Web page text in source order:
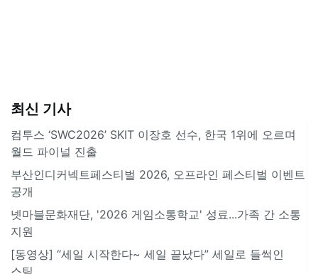
최신 기사
컴투스 ‘SWC2026’ SKIT 이장호 선수, 한국 1위에 오르며
월드 파이널 진출
부산인디커넥트페스티벌 2026, 오프라인 페스티벌 이벤트
공개
넷마블문화재단, '2026 게임소통학교' 성료...가족 간 소통
지원
[동영상] “세일 시작한다~ 세일 끝났다” 세일로 들썩인
스팀